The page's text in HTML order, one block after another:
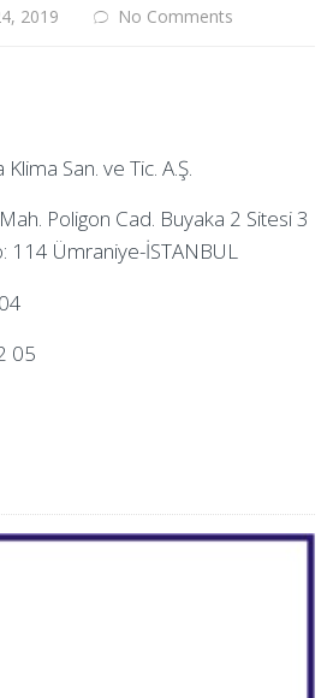
2019 No Comments
San. ve Tic. A.Ş.
Poligon Cad. Buyaka 2 Sitesi 3
114 Ümraniye-İSTANBUL
05